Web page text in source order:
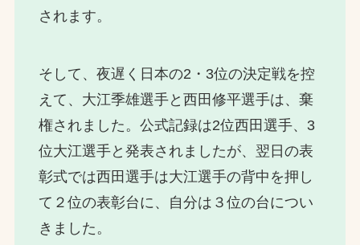
されます。
そして、夜遅く日本の2・3位の決定戦を控
えて、大江季雄選手と西田修平選手は、棄
権されました。公式記録は2位西田選手、3
位大江選手と発表されましたが、翌日の表
彰式では西田選手は大江選手の背中を押し
て２位の表彰台に、自分は３位の台につい
きました。